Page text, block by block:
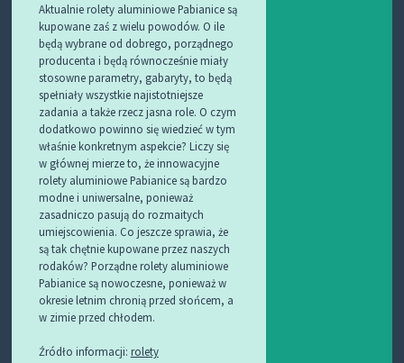
Aktualnie rolety aluminiowe Pabianice są
kupowane zaś z wielu powodów. O ile
będą wybrane od dobrego, porządnego
producenta i będą równocześnie miały
stosowne parametry, gabaryty, to będą
spełniały wszystkie najistotniejsze
zadania a także rzecz jasna role. O czym
dodatkowo powinno się wiedzieć w tym
właśnie konkretnym aspekcie? Liczy się
w głównej mierze to, że innowacyjne
rolety aluminiowe Pabianice są bardzo
modne i uniwersalne, ponieważ
zasadniczo pasują do rozmaitych
umiejscowienia. Co jeszcze sprawia, że
są tak chętnie kupowane przez naszych
rodaków? Porządne rolety aluminiowe
Pabianice są nowoczesne, ponieważ w
okresie letnim chronią przed słońcem, a
w zimie przed chłodem.
Źródło informacji: rolety